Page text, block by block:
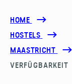
HOME
HOSTELS
MAASTRICHT
VERFÜGBARKEIT